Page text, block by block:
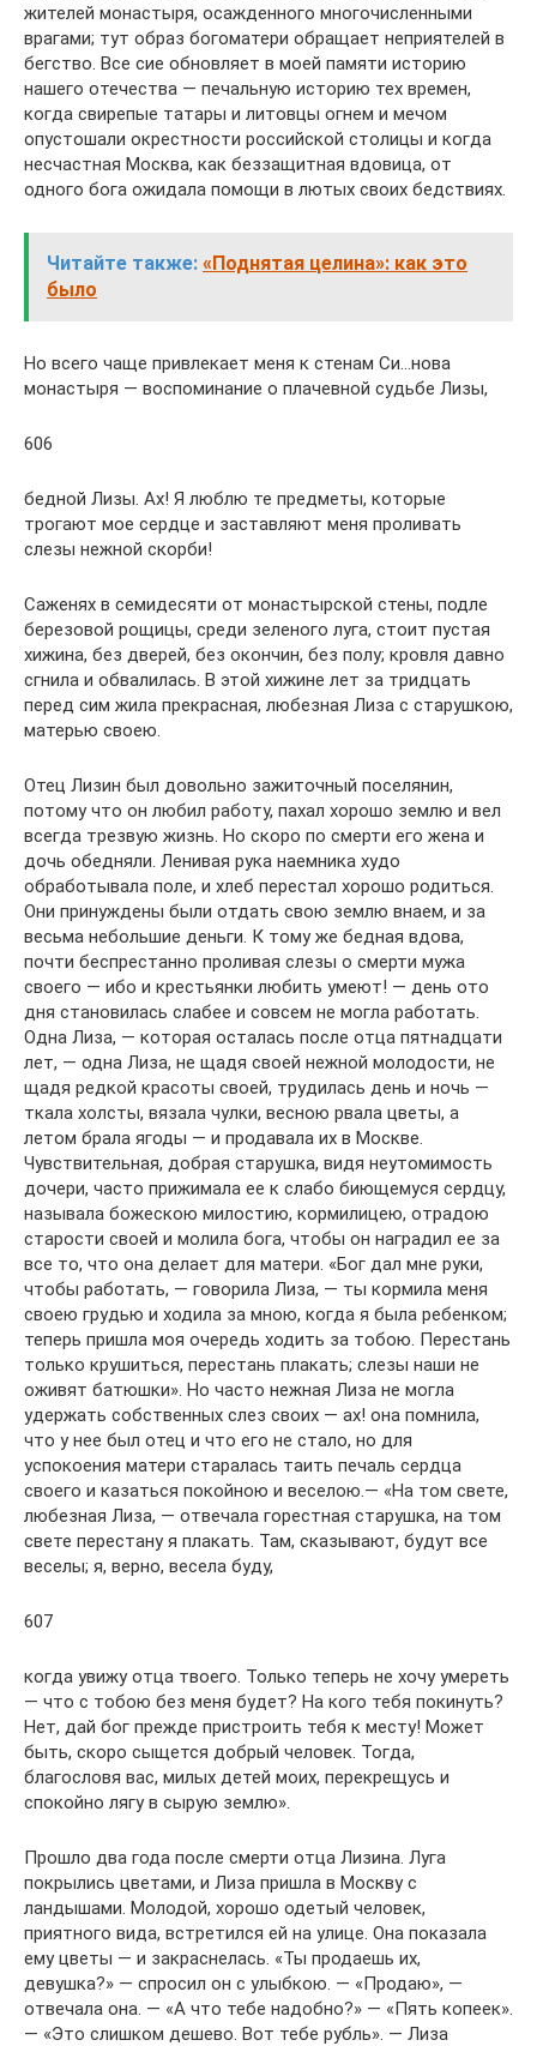
жителей монастыря, осажденного многочисленными
врагами; тут образ богоматери обращает неприятелей в
бегство. Все сие обновляет в моей памяти историю
нашего отечества — печальную историю тех времен,
когда свирепые татары и литовцы огнем и мечом
опустошали окрестности российской столицы и когда
несчастная Москва, как беззащитная вдовица, от
одного бога ожидала помощи в лютых своих бедствиях.
Читайте также: «Поднятая целина»: как это
было
Но всего чаще привлекает меня к стенам Си…нова
монастыря — воспоминание о плачевной судьбе Лизы,
606
бедной Лизы. Ах! Я люблю те предметы, которые
трогают мое сердце и заставляют меня проливать
слезы нежной скорби!
Саженях в семидесяти от монастырской стены, подле
березовой рощицы, среди зеленого луга, стоит пустая
хижина, без дверей, без окончин, без полу; кровля давно
сгнила и обвалилась. В этой хижине лет за тридцать
перед сим жила прекрасная, любезная Лиза с старушкою,
матерью своею.
Отец Лизин был довольно зажиточный поселянин,
потому что он любил работу, пахал хорошо землю и вел
всегда трезвую жизнь. Но скоро по смерти его жена и
дочь обедняли. Ленивая рука наемника худо
обработывала поле, и хлеб перестал хорошо родиться.
Они принуждены были отдать свою землю внаем, и за
весьма небольшие деньги. К тому же бедная вдова,
почти беспрестанно проливая слезы о смерти мужа
своего — ибо и крестьянки любить умеют! — день ото
дня становилась слабее и совсем не могла работать.
Одна Лиза, — которая осталась после отца пятнадцати
лет, — одна Лиза, не щадя своей нежной молодости, не
щадя редкой красоты своей, трудилась день и ночь —
ткала холсты, вязала чулки, весною рвала цветы, а
летом брала ягоды — и продавала их в Москве.
Чувствительная, добрая старушка, видя неутомимость
дочери, часто прижимала ее к слабо биющемуся сердцу,
называла божескою милостию, кормилицею, отрадою
старости своей и молила бога, чтобы он наградил ее за
все то, что она делает для матери. «Бог дал мне руки,
чтобы работать, — говорила Лиза, — ты кормила меня
своею грудью и ходила за мною, когда я была ребенком;
теперь пришла моя очередь ходить за тобою. Перестань
только крушиться, перестань плакать; слезы наши не
оживят батюшки». Но часто нежная Лиза не могла
удержать собственных слез своих — ах! она помнила,
что у нее был отец и что его не стало, но для
успокоения матери старалась таить печаль сердца
своего и казаться покойною и веселою.— «На том свете,
любезная Лиза, — отвечала горестная старушка, на том
свете перестану я плакать. Там, сказывают, будут все
веселы; я, верно, весела буду,
607
когда увижу отца твоего. Только теперь не хочу умереть
— что с тобою без меня будет? На кого тебя покинуть?
Нет, дай бог прежде пристроить тебя к месту! Может
быть, скоро сыщется добрый человек. Тогда,
благословя вас, милых детей моих, перекрещусь и
спокойно лягу в сырую землю».
Прошло два года после смерти отца Лизина. Луга
покрылись цветами, и Лиза пришла в Москву с
ландышами. Молодой, хорошо одетый человек,
приятного вида, встретился ей на улице. Она показала
ему цветы — и закраснелась. «Ты продаешь их,
девушка?» — спросил он с улыбкою. — «Продаю», —
отвечала она. — «А что тебе надобно?» — «Пять копеек».
— «Это слишком дешево. Вот тебе рубль». — Лиза